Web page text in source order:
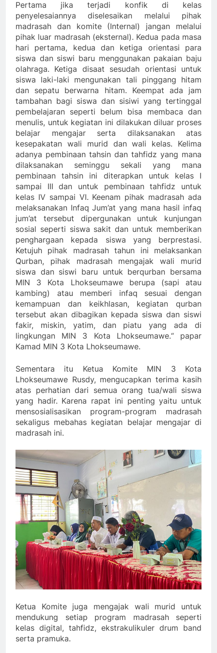
Pertama jika terjadi konfik di kelas
penyelesaiannya diselesaikan melalui pihak
madrasah dan komite (Internal) jangan melalui
pihak luar madrasah (eksternal). Kedua pada masa
hari pertama, kedua dan ketiga orientasi para
siswa dan siswi baru menggunakan pakaian baju
olahraga. Ketiga disaat sesudah orientasi untuk
siswa laki-laki mengunakan tali pinggang hitam
dan sepatu berwarna hitam. Keempat ada jam
tambahan bagi siswa dan sisiwi yang tertinggal
pembelajaran seperti belum bisa membaca dan
menulis, untuk kegiatan ini dilakukan diluar proses
belajar mengajar serta dilaksanakan atas
kesepakatan wali murid dan wali kelas. Kelima
adanya pembinaan tahsin dan tahfidz yang mana
dilaksanakan seminggu sekali yang mana
pembinaan tahsin ini diterapkan untuk kelas I
sampai III dan untuk pembinaan tahfidz untuk
kelas IV sampai VI. Keenam pihak madrasah ada
melaksanakan Infaq Jum’at yang mana hasil infaq
jum’at tersebut dipergunakan untuk kunjungan
sosial seperti siswa sakit dan untuk memberikan
penghargaan kepada siswa yang berprestasi.
Ketujuh pihak madrasah tahun ini melaksankan
Qurban, pihak madrasah mengajak wali murid
siswa dan siswi baru untuk berqurban bersama
MIN 3 Kota Lhokseumawe berupa (sapi atau
kambing) atau memberi infaq sesuai dengan
kemampuan dan keikhlasan, kegiatan qurban
tersebut akan dibagikan kepada siswa dan siswi
fakir, miskin, yatim, dan piatu yang ada di
lingkungan MIN 3 Kota Lhokseumawe.“ papar
Kamad MIN 3 Kota Lhokseumawe.
Sementara itu Ketua Komite MIN 3 Kota
Lhokseumawe Rusdy, mengucapkan terima kasih
atas perhatian dari semua orang tua/wali siswa
yang hadir. Karena rapat ini penting yaitu untuk
mensosialisasikan program-program madrasah
sekaligus mebahas kegiatan belajar mengajar di
madrasah ini.
Ketua Komite juga mengajak wali murid untuk
mendukung setiap program madrasah seperti
kelas digital, tahfidz, ekstrakulikuler drum band
serta pramuka.